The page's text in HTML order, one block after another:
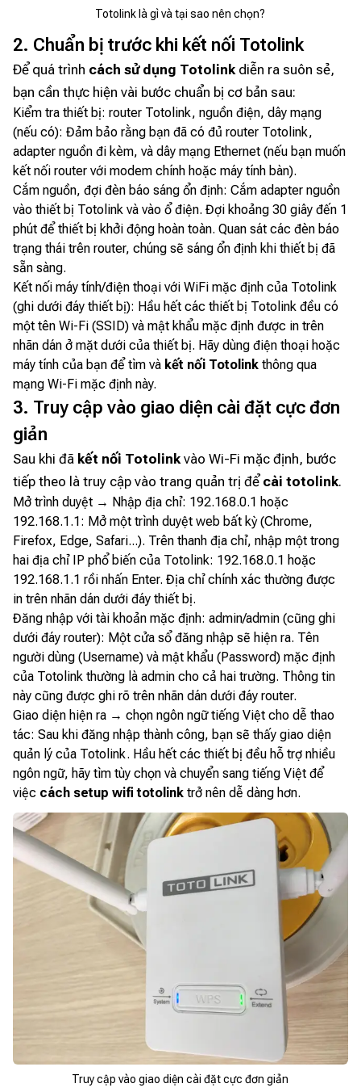
Totolink là gì và tại sao nên chọn?
2. Chuẩn bị trước khi kết nối Totolink
Để quá trình cách sử dụng Totolinkdiễn ra suôn sẻ,
bạn cần thực hiện vài bước chuẩn bị cơ bản sau:
Kiểm tra thiết bị: router Totolink, nguồn điện, dây mạng
(nếu có): Đảm bảo rằng bạn đã có đủ router Totolink,
adapter nguồn đi kèm, và dây mạng Ethernet (nếu bạn muốn
kết nối router với modem chính hoặc máy tính bàn).
Cắm nguồn, đợi đèn báo sáng ổn định: Cắm adapter nguồn
vào thiết bị Totolink và vào ổ điện. Đợi khoảng 30 giây đến 1
phút để thiết bị khởi động hoàn toàn. Quan sát các đèn báo
trạng thái trên router, chúng sẽ sáng ổn định khi thiết bị đã
sẵn sàng.
Kết nối máy tính/điện thoại với WiFi mặc định của Totolink
(ghi dưới đáy thiết bị): Hầu hết các thiết bị Totolink đều có
một tên Wi-Fi (SSID) và mật khẩu mặc định được in trên
nhãn dán ở mặt dưới của thiết bị. Hãy dùng điện thoại hoặc
máy tính của bạn để tìm và kết nối Totolink thông qua
mạng Wi-Fi mặc định này.
3. Truy cập vào giao diện cài đặt cực đơn
giản
Sau khi đã kết nối Totolinkvào Wi-Fi mặc định, bước
tiếp theo là truy cập vào trang quản trị để cài totolink.
Mở trình duyệt → Nhập địa chỉ: 192.168.0.1 hoặc
192.168.1.1: Mở một trình duyệt web bất kỳ (Chrome,
Firefox, Edge, Safari...). Trên thanh địa chỉ, nhập một trong
hai địa chỉ IP phổ biến của Totolink: 192.168.0.1 hoặc
192.168.1.1 rồi nhấn Enter. Địa chỉ chính xác thường được
in trên nhãn dán dưới đáy thiết bị.
Đăng nhập với tài khoản mặc định: admin/admin (cũng ghi
dưới đáy router): Một cửa sổ đăng nhập sẽ hiện ra. Tên
người dùng (Username) và mật khẩu (Password) mặc định
của Totolink thường là admin cho cả hai trường. Thông tin
này cũng được ghi rõ trên nhãn dán dưới đáy router.
Giao diện hiện ra → chọn ngôn ngữ tiếng Việt cho dễ thao
tác: Sau khi đăng nhập thành công, bạn sẽ thấy giao diện
quản lý của Totolink. Hầu hết các thiết bị đều hỗ trợ nhiều
ngôn ngữ, hãy tìm tùy chọn và chuyển sang tiếng Việt để
việc cách setup wifi totolink trở nên dễ dàng hơn.
Truy cập vào giao diện cài đặt cực đơn giản